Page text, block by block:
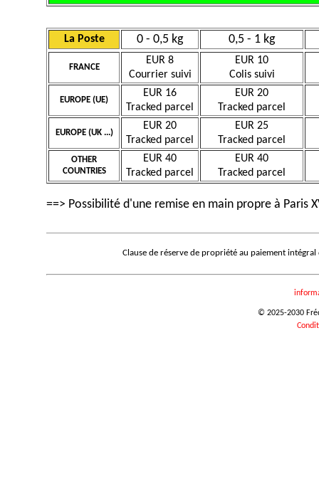
La Poste 0 - 0,5 kg 0,5 - 1 kg
FRANCE
EUR 8
Courrier suivi
EUR 10
Colis suivi
EUROPE (UE)
EUR 16
Tracked parcel
EUR 20
Tracked parcel
EUROPE (UK ...)
EUR 20
Tracked parcel
EUR 25
Tracked parcel
OTHER
COUNTRIES
EUR 40
Tracked parcel
EUR 40
Tracked parcel
==> Possibilité d'une remise en main propre à Paris
Clause de réserve de propriété au paiement
© 2025-2030